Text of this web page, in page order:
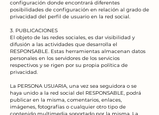
configuración donde encontrará diferentes
posibilidades de configuración en relación al grado de
privacidad del perfil de usuario en la red social.
3. PUBLICACIONES
El objeto de las redes sociales, es dar visibilidad y
difusión a las actividades que desarrolla el
RESPONSABLE. Estas herramientas almacenan datos
personales en los servidores de los servicios
respectivos y se rigen por su propia política de
privacidad.
La PERSONA USUARIA, una vez sea seguidora o se
haya unido a la red social del RESPONSABLE, podrá
publicar en la misma, comentarios, enlaces,
imágenes, fotografías o cualquier otro tipo de